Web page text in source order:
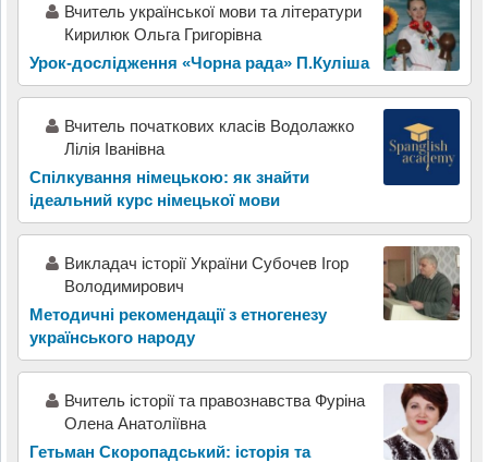
Вчитель української мови та літератури
Кирилюк Ольга Григорівна
Урок-дослідження «Чорна рада» П.Куліша
Вчитель початкових класів Водолажко
Лілія Іванівна
Спілкування німецькою: як знайти
ідеальний курс німецької мови
Викладач історії України Субочев Ігор
Володимирович
Методичні рекомендації з етногенезу
українського народу
Вчитель історії та правознавства Фуріна
Олена Анатоліївна
Гетьман Скоропадський: історія та